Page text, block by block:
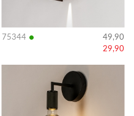
75344 •
49,90
29,90
Bekijk